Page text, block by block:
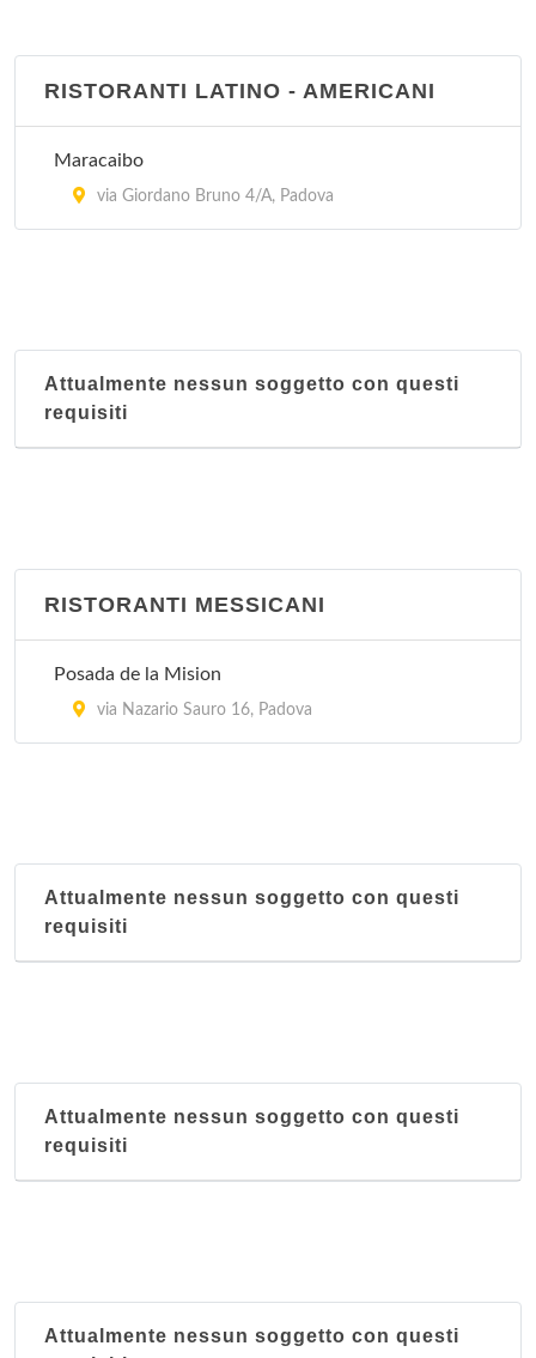
RISTORANTI LATINO - AMERICANI
Maracaibo
via Giordano Bruno 4/A, Padova
Attualmente nessun soggetto con questi
requisiti
RISTORANTI MESSICANI
Posada de la Mision
via Nazario Sauro 16, Padova
Attualmente nessun soggetto con questi
requisiti
Attualmente nessun soggetto con questi
requisiti
Attualmente nessun soggetto con questi